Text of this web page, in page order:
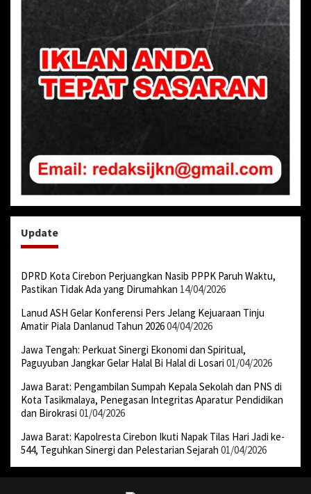
Update
DPRD Kota Cirebon Perjuangkan Nasib PPPK Paruh Waktu,
Pastikan Tidak Ada yang Dirumahkan 14/04/2026
Lanud ASH Gelar Konferensi Pers Jelang Kejuaraan Tinju
Amatir Piala Danlanud Tahun 202604/04/2026
Jawa Tengah: Perkuat Sinergi Ekonomi dan Spiritual,
Paguyuban Jangkar Gelar Halal Bi Halal di Losari 01/04/2026
Jawa Barat: Pengambilan Sumpah Kepala Sekolah dan PNS di
Kota Tasikmalaya, Penegasan Integritas Aparatur Pendidikan
dan Birokrasi 01/04/2026
Jawa Barat: Kapolresta Cirebon Ikuti Napak Tilas Hari Jadi ke-
544, Teguhkan Sinergi dan Pelestarian Sejarah 01/04/2026